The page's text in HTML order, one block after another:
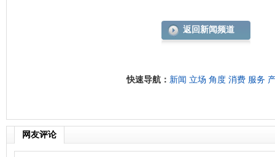
返回新闻频道
快速导航： 新闻 立场 角度 消费 服务
网友评论